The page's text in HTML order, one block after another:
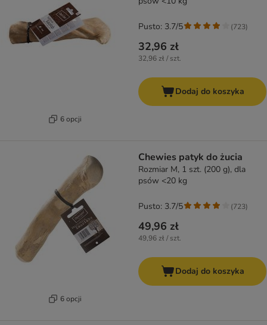
6 opcji
32,96 zł
32,96 zł / szt.
Pusto: 3.7/5 (723)
Dodaj do koszyka
6 opcji
Chewies patyk do żucia
Rozmiar M, 1 szt. (200 g), dla
psów <20 kg
49,96 zł
49,96 zł / szt.
Pusto: 3.7/5 (723)
Dodaj do koszyka